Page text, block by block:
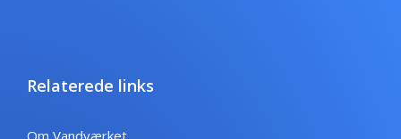
Relaterede links
Om Vandværket